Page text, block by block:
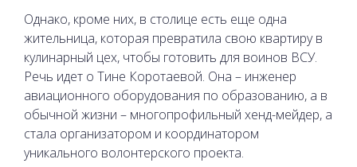
Однако, кроме них, в столице есть еще одна
жительница, которая превратила свою квартиру в
кулинарный цех, чтобы готовить для воинов ВСУ.
Речь идет о Тине Коротаевой. Она – инженер
авиационного оборудования по образованию, а в
обычной жизни – многопрофильный хенд-мейдер, а
стала организатором и координатором
уникального волонтерского проекта.